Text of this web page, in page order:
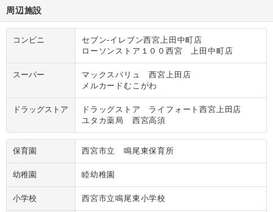
周辺施設
コンビニ
セブン‐イレブン西宮上田中町店
ローソンストア１００西宮 上田中町店
スーパー
マックスバリュ 西宮上田店
メルカードむこがわ
ドラッグストア
ドラッグストア ライフォート西宮上田店
ユタカ薬局 西宮高須
保育園 西宮市立 鳴尾東保育所
幼稚園 睦幼稚園
小学校 西宮市立鳴尾東小学校